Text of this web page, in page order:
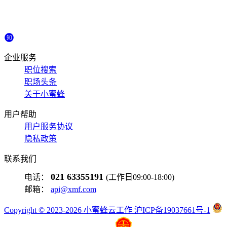
企业服务
职位搜索
职场头条
关于小蜜蜂
用户帮助
用户服务协议
隐私政策
联系我们
电话： 021 63355191 (工作日09:00-18:00)
邮箱： api@xmf.com
Copyright © 2023-2026 小蜜蜂云工作 沪ICP备19037661号-1